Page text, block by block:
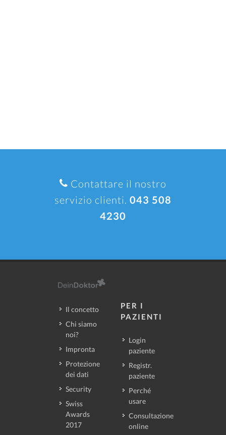
Contattare il nostro
servizio clienti. 043 508
4230
Il concetto
Chi siamo
noi?
Impronta
Protezione
dei dati
Security
Swiss
Awards
2017
PER I
PAZIENTI
Login
paziente
Registr.
paziente
Perché
usare
Consultazione
online